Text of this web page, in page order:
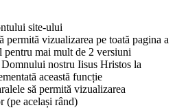
site-ului
permită vizualizarea pe toată pagina a
mai mult de 2 versiuni
nostru Iisus Hristos la
această funcție
să permită vizualizarea
(pe același rând)